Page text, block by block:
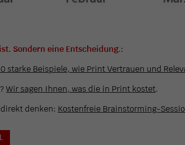
Sondern eine Entscheidung.:
starke Beispiele, wie Print Vertrauen und
Wir sagen Ihnen, was die in Print kostet.
denken: Kostenfreie Brainstorming-